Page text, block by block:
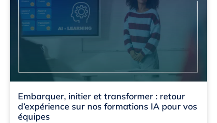
Embarquer, initier et transformer : retour
d’expérience sur nos formations IA pour vos
équipes